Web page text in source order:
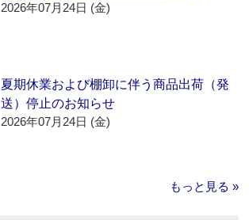
2026年07月24日 (金)
夏期休業および棚卸に伴う商品出荷（発
送）停止のお知らせ
2026年07月24日 (金)
もっと見る »